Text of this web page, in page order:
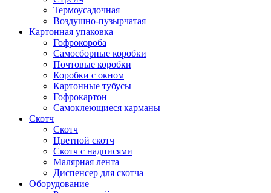
Термоусадочная
Воздушно-пузырчатая
Картонная упаковка
Гофрокороба
Самосборные коробки
Почтовые коробки
Коробки с окном
Картонные тубусы
Гофрокартон
Самоклеющиеся карманы
Скотч
Скотч
Цветной скотч
Скотч с надписями
Малярная лента
Диспенсер для скотча
Оборудование